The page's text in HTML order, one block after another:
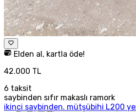
Elden al, kartla öde!
42.000 TL
6 taksit
saybinden sıfır makaslı ramork
ikinci saybinden. mütşübihi L200